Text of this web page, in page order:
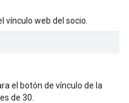
vínculo web del socio.
el botón de vínculo de la
de 30.